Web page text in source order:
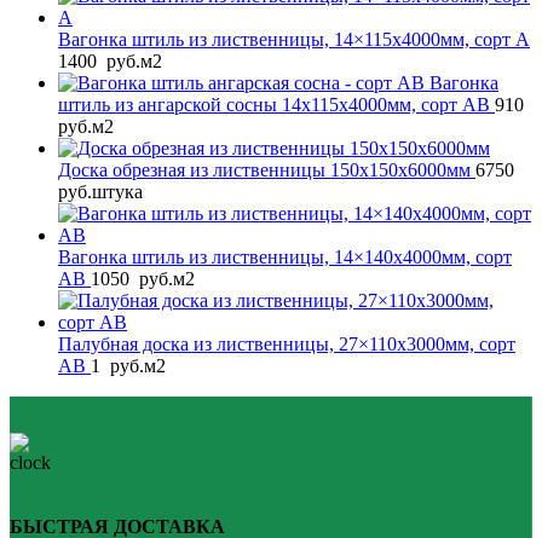
Вагонка штиль из лиственницы, 14×115x4000мм, сорт A
1400 руб.м2
Вагонка
штиль из ангарской сосны 14x115x4000мм, сорт AB 910
руб.м2
Доска обрезная из лиственницы 150x150x6000мм 6750
руб.штука
Вагонка штиль из лиственницы, 14×140x4000мм, сорт
AB 1050 руб.м2
Палубная доска из лиственницы, 27×110x3000мм, сорт
AB 1 руб.м2
БЫСТРАЯ ДОСТАВКА